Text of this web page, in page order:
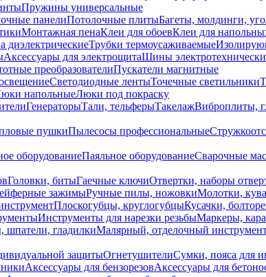
Пружины универсальные
панелиПотолочные плитыБагеты, молдинги,
Монтажная пенаКлеи для обоевКлеи для
диэлектрическиеТрубки термоусаживаемые
Аксессуары для электрощитаШины
преобразователиПускатели магнитные
Светодиодные лентыТочечные светильники
напольныеЛюки под покраску
ГенераторыТали, тельферыТакелажВиброплиты,
пушкиПылесосы профессиональные
оборудованиеПаяльное оборудованиеСварочные
Головки, битыГаечные ключиОтвертки, наборы
зажимыРучные пилы, ножовкиМолотки,
Плоскогубцы, круглогубцыКусачки,
Инструменты для нарезки резьбыМаркеры,
шпатели, гладилкиМалярный, отделочный
защитыОгнетушителиСумки, пояса для
Аксессуары для бензорезовАксессуары для